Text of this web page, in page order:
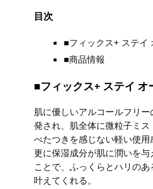
目次
■フィックス+ ステイ
■商品情報
■フィックス+ ステイ オ
肌に優しいアルコールフリ
発され、肌全体に微粒子ミス
べたつきを感じない軽い使用
更に保湿成分が肌に潤いを
ことで、ふっくらとハリの
叶えてくれる。